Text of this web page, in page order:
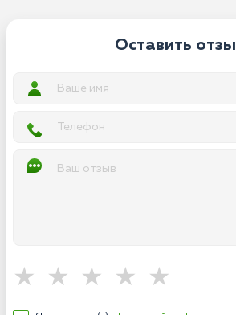
Оставить